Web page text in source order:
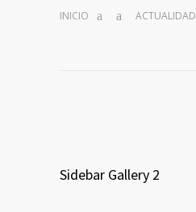
INICIO
ACTUALIDAD
Sidebar Gallery 2